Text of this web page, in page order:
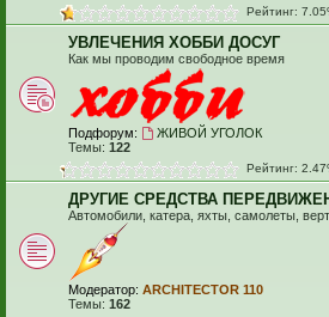
Рейтинг:
УВЛЕЧЕНИЯ ХОББИ ДОСУГ
Как мы проводим свободное время
Подфорум:
ЖИВОЙ УГОЛОК
Темы: 122
Рейтинг:
ДРУГИЕ СРЕДСТВА
Автомобили, катера, яхты, самолеты,
Модератор: ARCHITECTOR 110
Темы: 162